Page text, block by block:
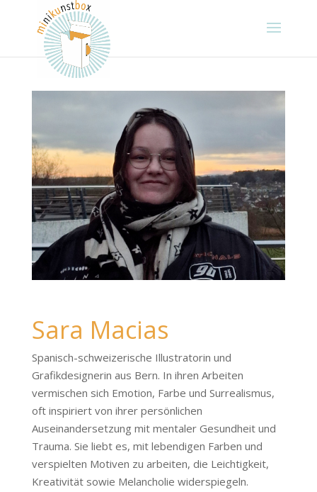
Sara Macias
Spanisch-schweizerische Illustratorin und
Grafikdesignerin aus Bern. In ihren Arbeiten
vermischen sich Emotion, Farbe und Surrealismus,
oft inspiriert von ihrer persönlichen
Auseinandersetzung mit mentaler Gesundheit und
Trauma. Sie liebt es, mit lebendigen Farben und
verspielten Motiven zu arbeiten, die Leichtigkeit,
Kreativität sowie Melancholie widerspiegeln.